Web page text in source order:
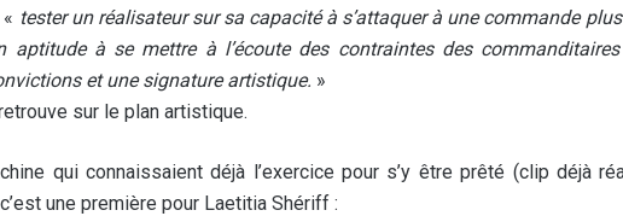
tester un réalisateur sur sa capacité à s’attaquer à une commande
aptitude à se mettre à l’écoute des contraintes des
et une signature artistique. »
sur le plan artistique.
qui connaissaient déjà l’exercice pour s’y être prêté (clip déjà
une première pour Laetitia Shériff :